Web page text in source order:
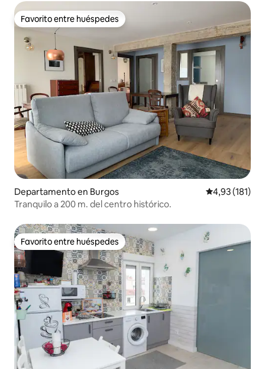
Favorito entre huéspedes
Favorito entre huéspedes
Departamento en Burgos Calificación
4,93 (181)
Tranquilo a 200 m. del centro histórico.
Favorito entre huéspedes
Favorito entre huéspedes